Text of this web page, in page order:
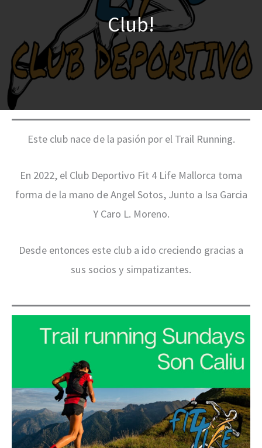
Club!
Este club nace de la pasión por el Trail Running.
En 2022, el Club Deportivo Fit 4 Life Mallorca toma
forma de la mano de Angel Sotos, Junto a Isa Garcia
Y Caro L. Moreno.
Desde entonces este club a ido creciendo gracias a
sus socios y simpatizantes.